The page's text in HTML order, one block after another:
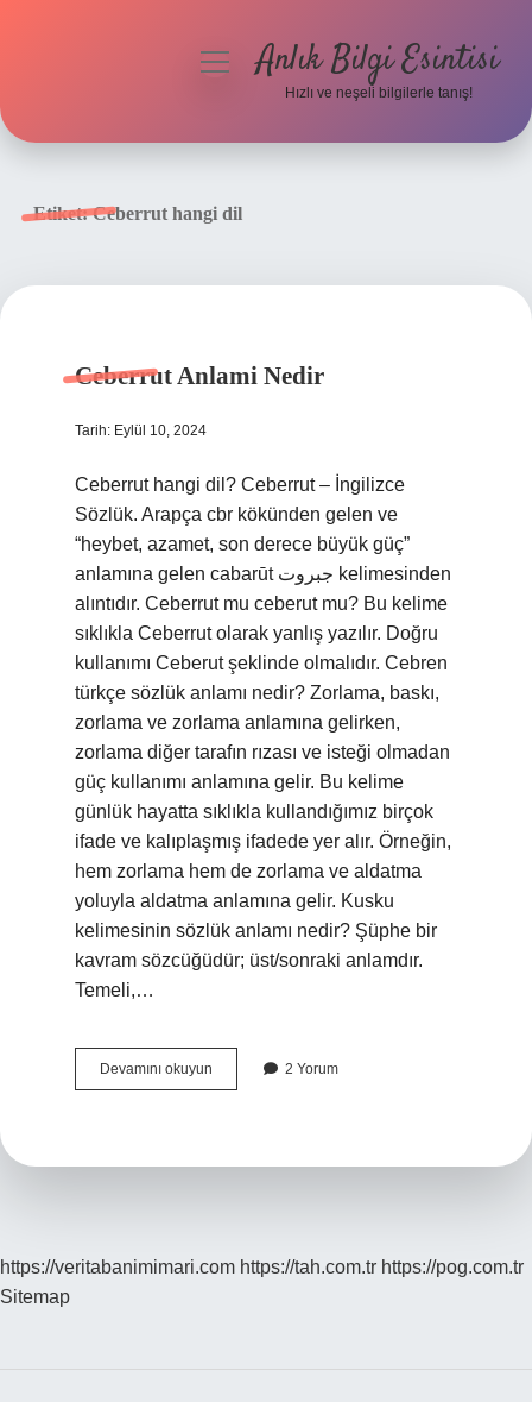
menüyüAnlık Bilgi Esintisi
Hızlı ve neşeli bilgilerle tanış!
Etiket:Ceberrut hangi dil
Ceberrut Anlami Nedir
Tarih: Eylül 10, 2024
Ceberrut hangi dil? Ceberrut – İngilizce
Sözlük. Arapça cbr kökünden gelen ve
“heybet, azamet, son derece büyük güç”
anlamına gelen cabarūt جبروت kelimesinden
alıntıdır. Ceberrut mu ceberut mu? Bu kelime
sıklıkla Ceberrut olarak yanlış yazılır. Doğru
kullanımı Ceberut şeklinde olmalıdır. Cebren
türkçe sözlük anlamı nedir? Zorlama, baskı,
zorlama ve zorlama anlamına gelirken,
zorlama diğer tarafın rızası ve isteği olmadan
güç kullanımı anlamına gelir. Bu kelime
günlük hayatta sıklıkla kullandığımız birçok
ifade ve kalıplaşmış ifadede yer alır. Örneğin,
hem zorlama hem de zorlama ve aldatma
yoluyla aldatma anlamına gelir. Kusku
kelimesinin sözlük anlamı nedir? Şüphe bir
kavram sözcüğüdür; üst/sonraki anlamdır.
Temeli,…
Devamını okuyun Ceberrut
Anlami
2 Yorum
https://veritabanimimari.com https://tah.com.tr https://pog.com.tr
Sitemap